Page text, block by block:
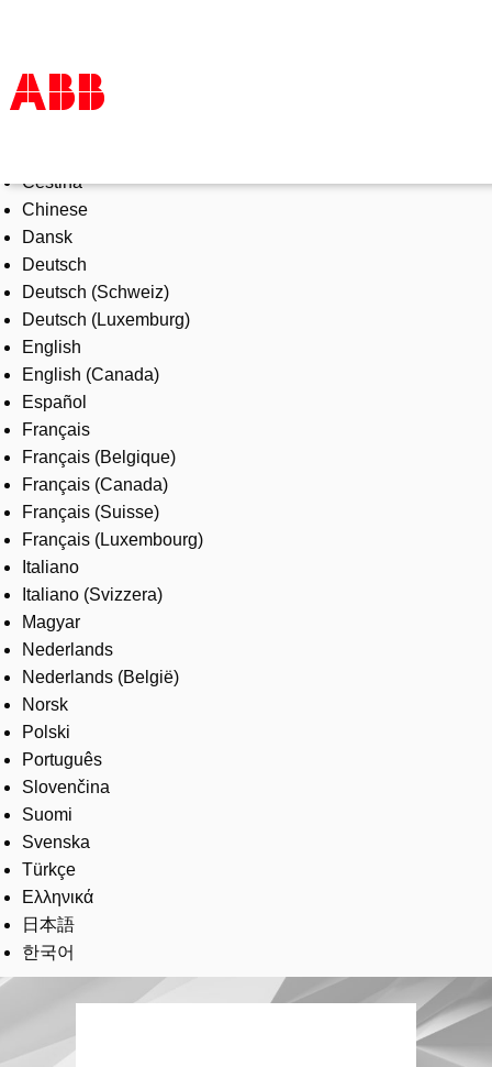
Products & Solutions
Industries
Services
About us
Where to buy
Contact us
Careers
Čeština
Chinese
Dansk
Deutsch
Deutsch (Schweiz)
Deutsch (Luxemburg)
English
English (Canada)
Español
Français
Français (Belgique)
Français (Canada)
Français (Suisse)
Français (Luxembourg)
Italiano
Italiano (Svizzera)
Magyar
Nederlands
Nederlands (België)
Norsk
Polski
Português
Slovenčina
Suomi
Svenska
Türkçe
Ελληνικά
日本語
한국어